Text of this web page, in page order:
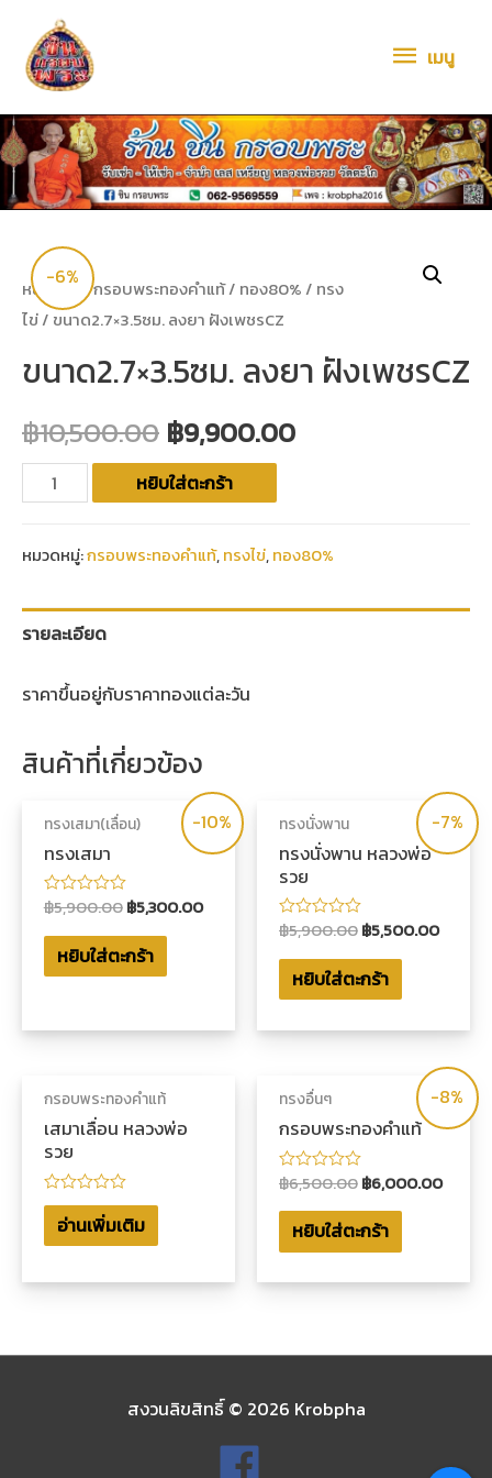
เมนู
-6%
หน้าหลัก /กรอบพระทองคำแท้/ ทอง80% / ทรง
ไข่/ ขนาด2.7×3.5ซม. ลงยา ฝังเพชรCZ
ขนาด2.7×3.5ซม. ลงยา ฝังเพชรCZ
฿10,500.00 ฿9,900.00
หยิบใส่ตะกร้า
หมวดหมู่:กรอบพระทองคำแท้,ทรงไข่,ทอง80%
รายละเอียด
ราคาขึ้นอยู่กับราคาทองแต่ละวัน
สินค้าที่เกี่ยวข้อง
-10%
ทรงเสมา(เลื่อน)
ทรงเสมา
ให้
0
ตั้งแต่
฿5,900.00฿5,300.00
หยิบใส่ตะกร้า
-7%
ทรงนั่งพาน
ทรงนั่งพาน หลวงพ่อ
รวย
ให้
0
ตั้งแต่
฿5,900.00฿5,500.00
หยิบใส่ตะกร้า
กรอบพระทองคำแท้
เสมาเลื่อน หลวงพ่อ
รวย
ให้
คะแนน
ตั้งแต่
5
อ่านเพิ่มเติม
-8%
ทรงอื่นๆ
กรอบพระทองคำแท้
ให้
คะแนน
0
ตั้งแต่
5
฿6,500.00฿6,000.00
หยิบใส่ตะกร้า
สงวนลิขสิทธิ์ © 2026 Krobpha